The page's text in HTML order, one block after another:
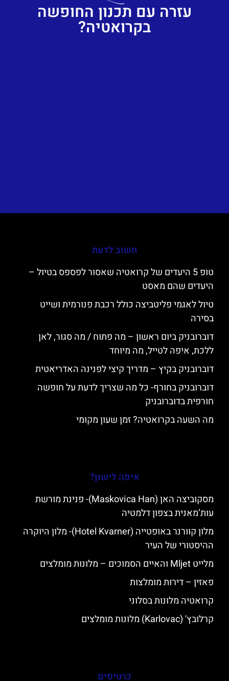
עזרה עם תכנון החופשה
בקרואטיה?
חשוב לדעת
טופ 5 היעדים של קרואטיה שאסור לפספס בטיול –
היעדים שהם מאסט
טיול לאגמי פליטביצה כולל רכבת פנורמית ושייט
בסירה
דוברובניק ביום ראשון – מה פתוח / מה סגור, לאן
ללכת, איפה לטייל, מה מיוחד
דוברובניק בקיץ – מדריך קיצי לפנינה האדריאטית
דוברובניק בחורף- כל מה שצריך לדעת על חופשה
חורפית בדוברובניק
מה השעה בקרואטיה? זמן שעון מקומי
איפה לישון?
מסקוביצה האן (Maskovica Han)- פנינת מורשת
עות’מאנית בצפון דלמטיה
מלון קוורנר באופטייה (Hotel Kvarner)- מלון היוקרה
ההיסטורי של העיר
מלייט Mljet והאיים הסמוכים – מלונות מומלצים
פאזין – דירות מומלצות
קרואטיה מלונות בסלוני
קרלובץ' (Karlovac) מלונות מומלצים
כרטיסים